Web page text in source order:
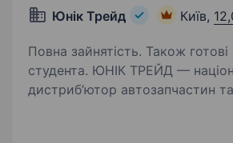
Юнiк Трейд Київ,
Повна зайнятість. Також готові
студента. ЮНІК ТРЕЙД — національний
дистриб’ютор автозапчастин